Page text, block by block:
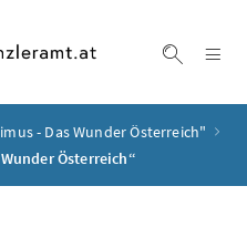
- Das Wunder Österreich"
Österreich“